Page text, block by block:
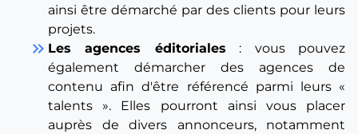
ainsi être démarché par des clients pour leurs
projets.
keyboard_double_arrow_right Les agences éditoriales : vous pouvez
également démarcher des agences de
contenu afin d'être référencé parmi leurs «
talents ». Elles pourront ainsi vous placer
auprès de divers annonceurs, notamment